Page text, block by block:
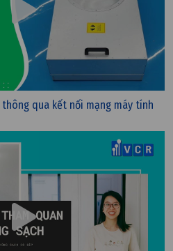
thông qua kết nối mạng máy tính